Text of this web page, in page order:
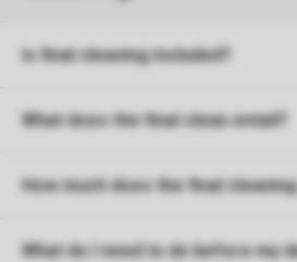
Is final cleaning included?
What does the final clean entail?
How much does the final
What do I need to do before my